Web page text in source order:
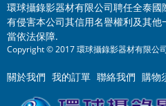
環球攝錄影器材有限公司聘任全泰
有侵害本公司其信用名譽權利及其
當依法保障.
Copyright © 2017 環球攝錄影器材有限公
關於我們 我的訂單 聯絡我們 購物